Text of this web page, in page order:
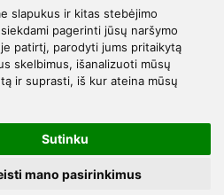
slapukus ir kitas stebėjimo
pagerinti jūsų naršymo
patirtį, parodyti jums pritaikytą
skelbimus, išanalizuoti mūsų
ir suprasti, iš kur ateina mūsų
Sutinku
mano pasirinkimus
platinti svetainės turinį be autorių
draudžiama.
nuoma
Skambinti